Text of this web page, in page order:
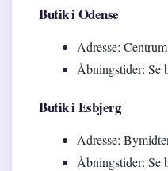
Butik i Odense
Adresse:
Åbningstider: Se
Butik i Esbjerg
Adresse:
Åbningstider: Se